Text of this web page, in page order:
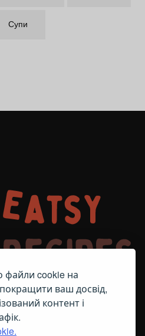
файли cookie на
ваш досвід,
контент і
Супи